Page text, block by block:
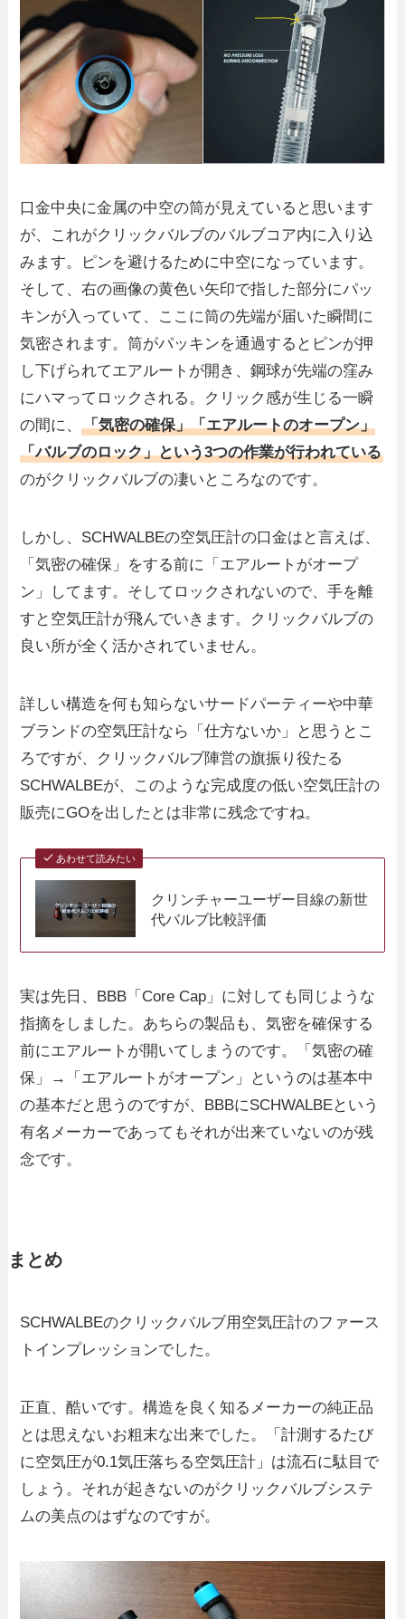
口金中央に金属の中空の筒が見えていると思います
が、これがクリックバルブのバルブコア内に入り込
みます。ピンを避けるために中空になっています。
そして、右の画像の黄色い矢印で指した部分にパッ
キンが入っていて、ここに筒の先端が届いた瞬間に
気密されます。筒がパッキンを通過するとピンが押
し下げられてエアルートが開き、鋼球が先端の窪み
にハマってロックされる。クリック感が生じる一瞬
の間に、「気密の確保」「エアルートのオープン」
「バルブのロック」という3つの作業が行われている
のがクリックバルブの凄いところなのです。
しかし、SCHWALBEの空気圧計の口金はと言えば、
「気密の確保」をする前に「エアルートがオープ
ン」してます。そしてロックされないので、手を離
すと空気圧計が飛んでいきます。クリックバルブの
良い所が全く活かされていません。
詳しい構造を何も知らないサードパーティーや中華
ブランドの空気圧計なら「仕方ないか」と思うとこ
ろですが、クリックバルブ陣営の旗振り役たる
SCHWALBEが、このような完成度の低い空気圧計の
販売にGOを出したとは非常に残念ですね。
あわせて読みたい
クリンチャーユーザー目線の新世
代バルブ比較評価
実は先日、BBB「Core Cap」に対しても同じような
指摘をしました。あちらの製品も、気密を確保する
前にエアルートが開いてしまうのです。「気密の確
保」→「エアルートがオープン」というのは基本中
の基本だと思うのですが、BBBにSCHWALBEという
有名メーカーであってもそれが出来ていないのが残
念です。
まとめ
SCHWALBEのクリックバルブ用空気圧計のファース
トインプレッションでした。
正直、酷いです。構造を良く知るメーカーの純正品
とは思えないお粗末な出来でした。「計測するたび
に空気圧が0.1気圧落ちる空気圧計」は流石に駄目で
しょう。それが起きないのがクリックバルブシステ
ムの美点のはずなのですが。